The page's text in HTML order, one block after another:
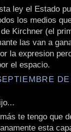
ley el Estado
los medios
Kirchner (el
las van a
la expresion
el espacio.
te tengo que
esta